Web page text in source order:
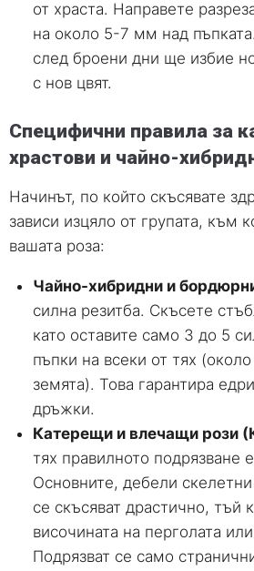
от храста. Направете
на около 5-7 мм над
след броени дни ще избие
с нов цвят.
Специфични правила за
храстови и чайно-
Начинът, по който скъсявате
зависи изцяло от групата, към
вашата роза:
Чайно-хибридни и
силна резитба. Скъсете
като оставите само 3 до 5
пъпки на всеки от тях
земята). Това гарантира
дръжки.
Катерещи и влечащи рози
тях правилното подрязване
Основните, дебели
се скъсяват драстично, тъй
височината на перголата
Подрязват се само